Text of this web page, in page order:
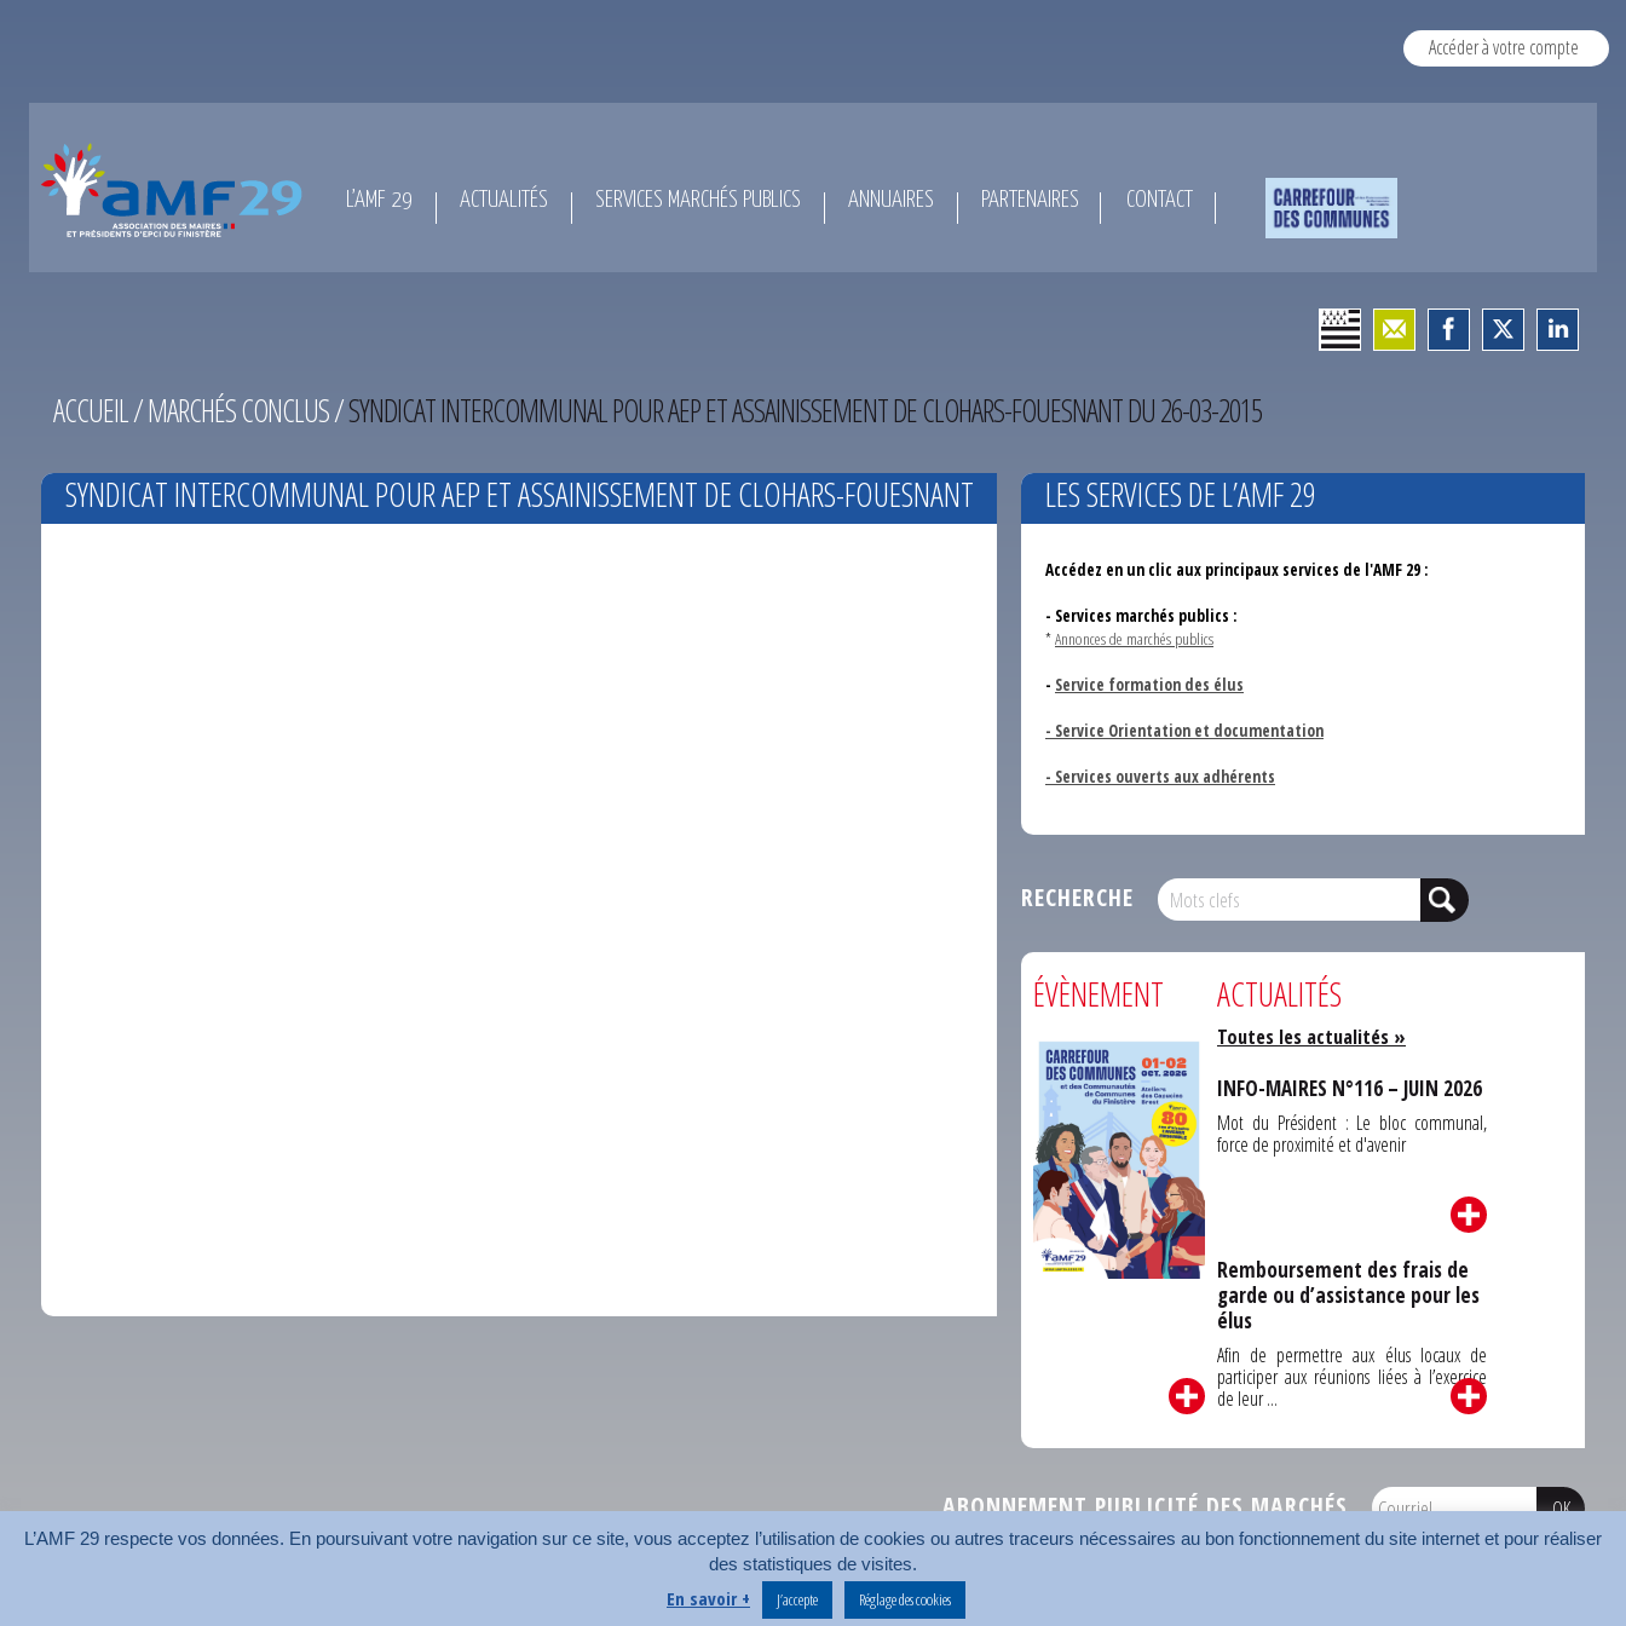
Accéder à votre compte
L’AMF 29 ACTUALITÉS SERVICES MARCHÉS PUBLICS ANNUAIRES PARTENAIRES CONTACT
ACCUEIL/MARCHÉS CONCLUS/SYNDICAT INTERCOMMUNAL POUR AEP ET ASSAINISSEMENT DE CLOHARS-FOUESNANT DU 26-03-2015
SYNDICAT INTERCOMMUNAL POUR AEP ET ASSAINISSEMENT DE CLOHARS-FOUESNANT
DU 26-03-2015
LES SERVICES DE L’AMF 29
Accédez en un clic aux principaux services de l'AMF 29 :
- Services marchés publics :
*Annonces de marchés publics
- Service formation des élus
- Service Orientation et documentation
- Services ouverts aux adhérents
RECHERCHE
ÉVÈNEMENT ACTUALITÉS
Toutes les actualités »
INFO-MAIRES N°116 – JUIN 2026
Mot du Président : Le bloc communal,
force de proximité et d'avenir
Remboursement des frais de
garde ou d’assistance pour les
élus
Afin de permettre aux élus locaux de
participer aux réunions liées à l’exercice
de leur ...
ABONNEMENT PUBLICITÉ DES MARCHÉS
Plan du site
L’AMF 29 respecte vos données. En poursuivant votre navigation sur ce site, vous acceptez l’utilisation de cookies ou autres traceurs nécessaires au bon fonctionnement du site internet et pour réaliser
des statistiques de visites.
En savoir + J’accepte Réglage des cookies